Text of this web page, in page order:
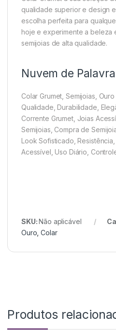
qualidade superior e design
escolha perfeita para
hoje e experimente a beleza
semijoias de alta qualidade.
Nuvem de
Colar Grumet, Semijoias, Ouro
Qualidade, Durabilidade,
Corrente Grumet, Joias
Semijoias, Compra de
Look Sofisticado,
Acessível, Uso Diário,
SKU:Não aplicável
Ouro ,Colar
Produtos